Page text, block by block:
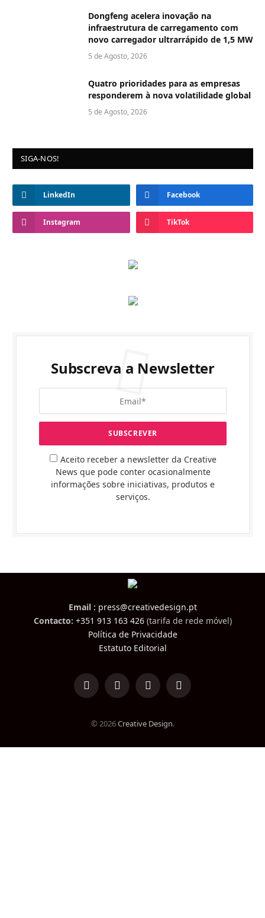
Dongfeng acelera inovação na
infraestrutura de carregamento com
novo carregador ultrarrápido de 1,5 MW
5 de Agosto, 2026
Quatro prioridades para as empresas
responderem à nova volatilidade global
5 de Agosto, 2026
SIGA-NOS!
LinkedIn Facebook
Instagram TikTok
Subscreva a Newsletter
Aceito receber a newsletter da Creative
News que pode conter ocasionalmente
informações sobre iniciativas, produtos e
serviços.
Email : press@creativedesign.pt
Contacto: +351 913 163 426(tarifa de rede móvel)
Política de Privacidade
Estatuto Editorial
LinkedInFacebookInstagramTikTok
© 2026Creative Design.